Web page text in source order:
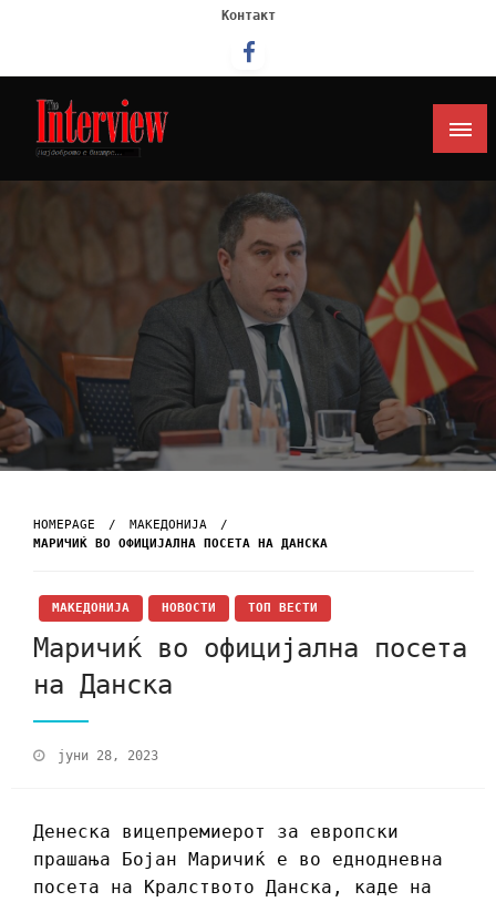
Контакт
Интервју
HOMEPAGE
МАКЕДОНИЈА
МАРИЧИЌ ВО ОФИЦИЈАЛНА ПОСЕТА НА ДАНСКА
МАКЕДОНИЈА НОВОСТИ ТОП ВЕСТИ
Маричиќ во официјална посета
на Данска
јуни 28, 2023
Денеска вицепремиерот за европски
прашања Бојан Маричиќ е во еднодневна
посета на Кралството Данска, каде на